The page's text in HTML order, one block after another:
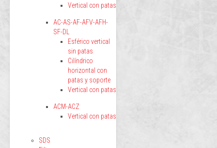
Vertical con patas
AC-AS-AF-AFV-AFH-
SF-DL
Esférico vertical
sin patas
Cilíndrico
horizontal con
patas y soporte
Vertical con patas
ACM-ACZ
Vertical con patas
SDS